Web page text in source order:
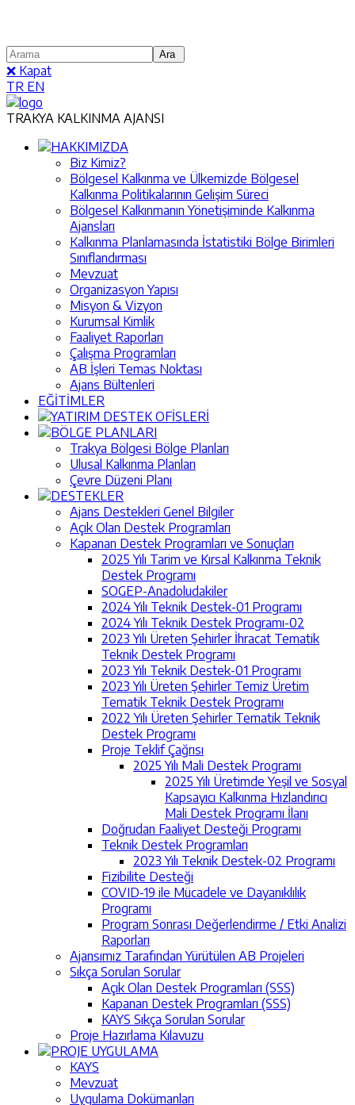
❌ Kapat
TR EN
TRAKYA KALKINMA AJANSI
HAKKIMIZDA
Biz Kimiz?
Bölgesel Kalkınma ve Ülkemizde Bölgesel
Kalkınma Politikalarının Gelişim Süreci
Bölgesel Kalkınmanın Yönetişiminde Kalkınma
Ajansları
Kalkınma Planlamasında İstatistiki Bölge Birimleri
Sınıflandırması
Mevzuat
Organizasyon Yapısı
Misyon & Vizyon
Kurumsal Kimlik
Faaliyet Raporları
Çalışma Programları
AB İşleri Temas Noktası
Ajans Bültenleri
EĞİTİMLER
YATIRIM DESTEK OFİSLERİ
BÖLGE PLANLARI
Trakya Bölgesi Bölge Planları
Ulusal Kalkınma Planları
Çevre Düzeni Planı
DESTEKLER
Ajans Destekleri Genel Bilgiler
Açık Olan Destek Programları
Kapanan Destek Programları ve Sonuçları
2025 Yılı Tarim ve Kırsal Kalkınma Teknik
Destek Programı
SOGEP-Anadoludakiler
2024 Yılı Teknik Destek-01 Programı
2024 Yılı Teknik Destek Programı-02
2023 Yılı Üreten Şehirler İhracat Tematik
Teknik Destek Programı
2023 Yılı Teknik Destek-01 Programı
2023 Yılı Üreten Şehirler Temiz Üretim
Tematik Teknik Destek Programı
2022 Yılı Üreten Şehirler Tematik Teknik
Destek Programı
Proje Teklif Çağrısı
2025 Yılı Mali Destek Programı
2025 Yılı Üretimde Yeşil ve Sosyal
Kapsayıcı Kalkınma Hızlandırıcı
Mali Destek Programı İlanı
Doğrudan Faaliyet Desteği Programı
Teknik Destek Programları
2023 Yılı Teknik Destek-02 Programı
Fizibilite Desteği
COVID-19 ile Mücadele ve Dayanıklılık
Programı
Program Sonrası Değerlendirme / Etki Analizi
Raporları
Ajansımız Tarafından Yürütülen AB Projeleri
Sıkça Sorulan Sorular
Açık Olan Destek Programları (SSS)
Kapanan Destek Programları (SSS)
KAYS Sıkça Sorulan Sorular
Proje Hazırlama Kılavuzu
PROJE UYGULAMA
KAYS
Mevzuat
Uygulama Dokümanları